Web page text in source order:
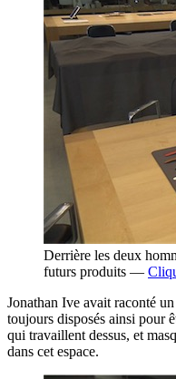
Derrière les deux
futurs produits —
Jonathan Ive avait raconté
toujours disposés ainsi pour
qui travaillent dessus, et
dans cet espace.